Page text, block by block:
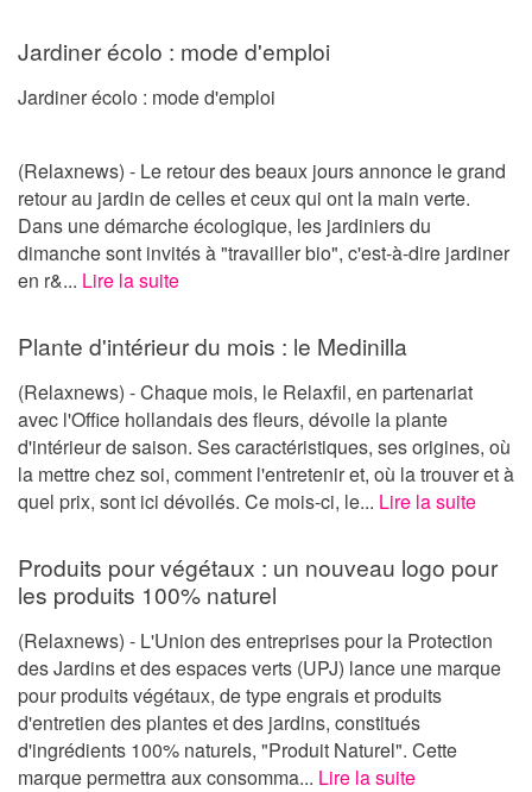
Jardiner écolo : mode d'emploi
Jardiner écolo : mode d'emploi
(Relaxnews) - Le retour des beaux jours annonce le grand
retour au jardin de celles et ceux qui ont la main verte.
Dans une démarche écologique, les jardiniers du
dimanche sont invités à "travailler bio", c'est-à-dire jardiner
en r&... Lire la suite
Plante d'intérieur du mois : le Medinilla
(Relaxnews) - Chaque mois, le Relaxfil, en partenariat
avec l'Office hollandais des fleurs, dévoile la plante
d'intérieur de saison. Ses caractéristiques, ses origines, où
la mettre chez soi, comment l'entretenir et, où la trouver et à
quel prix, sont ici dévoilés. Ce mois-ci, le... Lire la suite
Produits pour végétaux : un nouveau logo pour
les produits 100% naturel
(Relaxnews) - L'Union des entreprises pour la Protection
des Jardins et des espaces verts (UPJ) lance une marque
pour produits végétaux, de type engrais et produits
d'entretien des plantes et des jardins, constitués
d'ingrédients 100% naturels, "Produit Naturel". Cette
marque permettra aux consomma... Lire la suite